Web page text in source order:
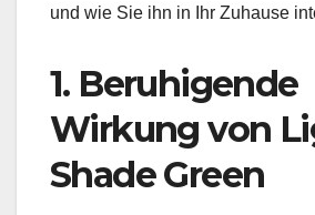
und wie Sie ihn in Ihr Zuhause
1. Beruhigende
Wirkung von
Shade Green